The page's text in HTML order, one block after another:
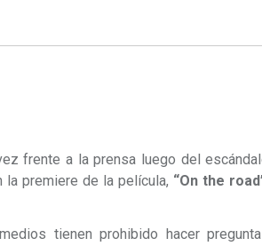
frente a la prensa luego del
premiere de la película, “On the
tienen prohibido hacer